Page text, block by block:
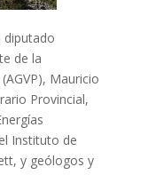
diputado
de la
Mauricio
Provincial,
Instituto de
y geólogos y